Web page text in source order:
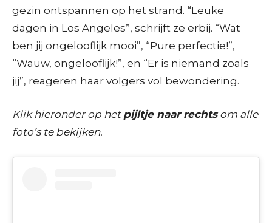
gezin ontspannen op het strand. “Leuke
dagen in Los Angeles”, schrijft ze erbij. “Wat
ben jij ongelooflijk mooi”, “Pure perfectie!”,
“Wauw, ongelooflijk!”, en “Er is niemand zoals
jij”, reageren haar volgers vol bewondering.
Klik hieronder op het pijltje naar rechtsom alle
foto’s te bekijken.